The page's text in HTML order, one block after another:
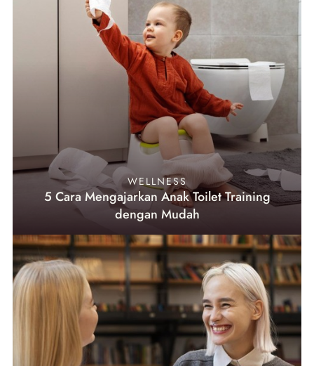
WELLNESS
5 Cara Mengajarkan Anak Toilet Training
dengan Mudah